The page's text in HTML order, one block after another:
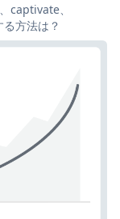
captivate、
方法は？